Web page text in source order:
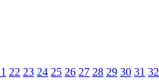
22 23 24 25 26 27 28 29 30 31 32